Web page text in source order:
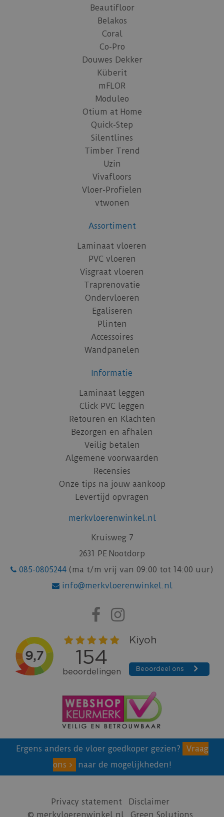
Beautifloor
Belakos
Coral
Co-Pro
Douwes Dekker
Küberit
mFLOR
Moduleo
Otium at Home
Quick-Step
Silentlines
Timber Trend
Uzin
Vivafloors
Vloer-Profielen
vtwonen
Assortiment
Laminaat vloeren
PVC vloeren
Visgraat vloeren
Traprenovatie
Ondervloeren
Egaliseren
Plinten
Accessoires
Wandpanelen
Informatie
Laminaat leggen
Click PVC leggen
Retouren en Klachten
Bezorgen en afhalen
Veilig betalen
Algemene voorwaarden
Recensies
Onze tips na jouw aankoop
Levertijd opvragen
merkvloerenwinkel.nl
Kruisweg 7
2631 PE Nootdorp
085-0805244 (ma t/m vrij van 09:00 tot 14:00 uur)
info@merkvloerenwinkel.nl
Ergens anders de vloer goedkoper gezien?
Vraag
ons
naar de mogelijkheden!
Privacy statement
Disclaimer
© merkvloerenwinkel.nl
Green Solutions